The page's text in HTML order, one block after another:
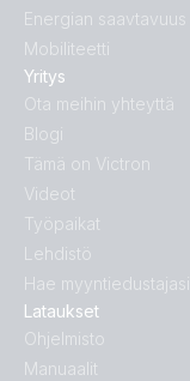
Lataukset
Ohjelmisto
Manuaalit
Energian saavtavuus
Mobiliteetti
Yritys
Ota meihin yhteyttä
Blogi
Tämä on Victron
Videot
Työpaikat
Lehdistö
Hae myyntiedustajasi